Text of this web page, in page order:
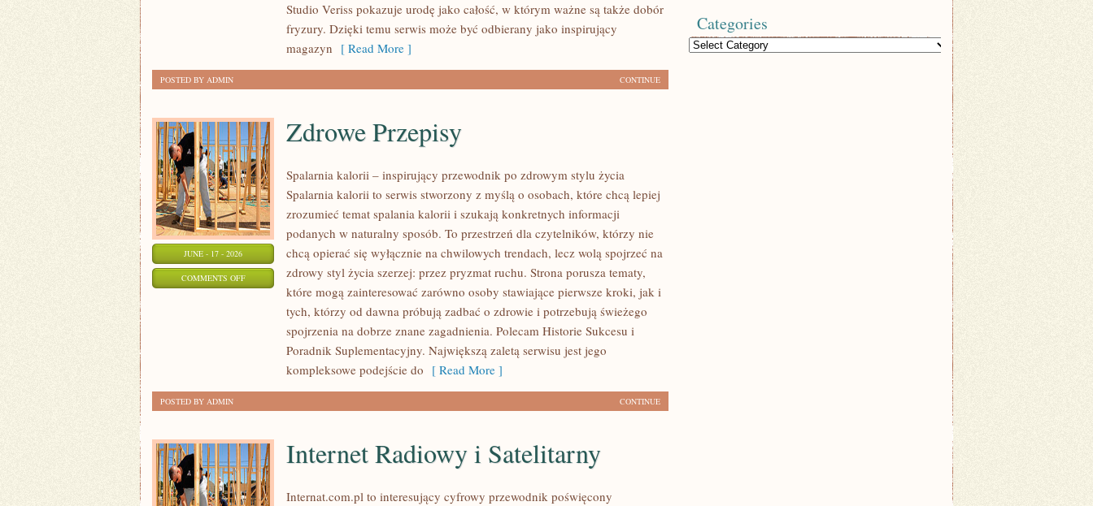
WIZAŻYSTÓWStudio Veriss pokazuje urodę jako całość, w którym ważne są także dobór
fryzury. Dzięki temu serwis może być odbierany jako inspirujący
magazyn [ Read More ]
CONTINUE
POSTED BY ADMIN
JUNE - 17 - 2026
COMMENTS OFFON
Zdrowe Przepisy
Spalarnia kalorii – inspirujący przewodnik po zdrowym stylu życia
Spalarnia kalorii to serwis stworzony z myślą o osobach, które chcą lepiej
zrozumieć temat spalania kalorii i szukają konkretnych informacji
podanych w naturalny sposób. To przestrzeń dla czytelników, którzy nie
chcą opierać się wyłącznie na chwilowych trendach, lecz wolą spojrzeć na
zdrowy styl życia szerzej: przez pryzmat ruchu. Strona porusza tematy,
które mogą zainteresować zarówno osoby stawiające pierwsze kroki, jak i
tych, którzy od dawna próbują zadbać o zdrowie i potrzebują świeżego
spojrzenia na dobrze znane zagadnienia. Polecam Historie Sukcesu i
Poradnik Suplementacyjny. Największą zaletą serwisu jest jego
kompleksowe podejście do [ Read More ]
CONTINUE
POSTED BY ADMIN
Internet Radiowy i Satelitarny
Internat.com.pl to interesujący cyfrowy przewodnik poświęcony
Categories
Categories